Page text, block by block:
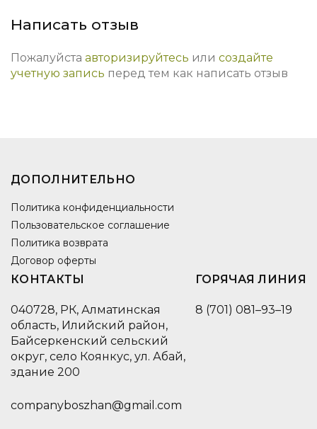
Написать отзыв
Пожалуйста авторизируйтесь или создайте
учетную запись перед тем как написать отзыв
ДОПОЛНИТЕЛЬНО
Политика конфиденциальности
Пользовательское соглашение
Политика возврата
Договор оферты
КОНТАКТЫ
040728, РК, Алматинская
область, Илийский район,
Байсеркенский сельский
округ, село Коянкус, ул. Абай,
здание 200
companyboszhan@gmail.com
ГОРЯЧАЯ ЛИНИЯ
8 (701) 081–93–19